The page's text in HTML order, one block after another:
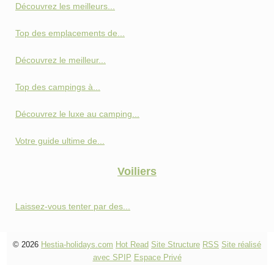
Découvrez les meilleurs...
Top des emplacements de...
Découvrez le meilleur...
Top des campings à...
Découvrez le luxe au camping...
Votre guide ultime de...
Voiliers
Laissez-vous tenter par des...
© 2026 Hestia-holidays.com Hot Read Site Structure RSS Site réalisé
avec SPIP Espace Privé